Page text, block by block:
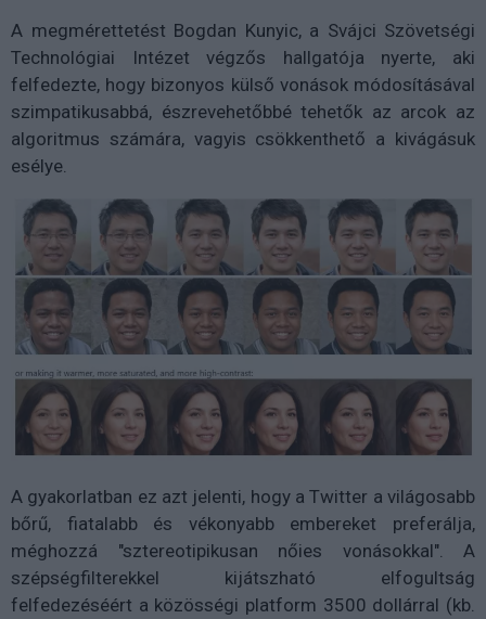
A megmérettetést Bogdan Kunyic, a Svájci Szövetségi
Technológiai Intézet végzős hallgatója nyerte, aki
felfedezte, hogy bizonyos külső vonások módosításával
szimpatikusabbá, észrevehetőbbé tehetők az arcok az
algoritmus számára, vagyis csökkenthető a kivágásuk
esélye.
A gyakorlatban ez azt jelenti, hogy a Twitter a világosabb
bőrű, fiatalabb és vékonyabb embereket preferálja,
méghozzá "sztereotipikusan nőies vonásokkal". A
szépségfilterekkel kijátszható elfogultság
felfedezéséért a közösségi platform 3500 dollárral (kb.